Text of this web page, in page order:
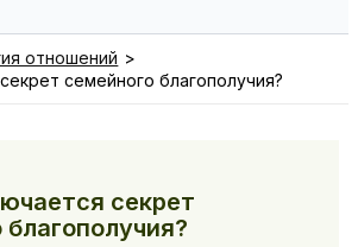
отношений
семейного благополучия?
секрет